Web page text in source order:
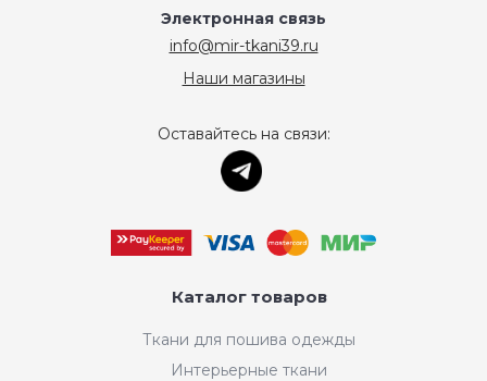
Электронная связь
info@mir-tkani39.ru
Наши магазины
Оставайтесь на связи:
Каталог товаров
Ткани для пошива одежды
Интерьерные ткани